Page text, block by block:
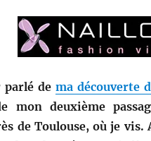
parlé de ma découverte
mon deuxième
de Toulouse, où je vis.